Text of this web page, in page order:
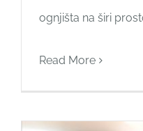
ognjišta na širi
Read More